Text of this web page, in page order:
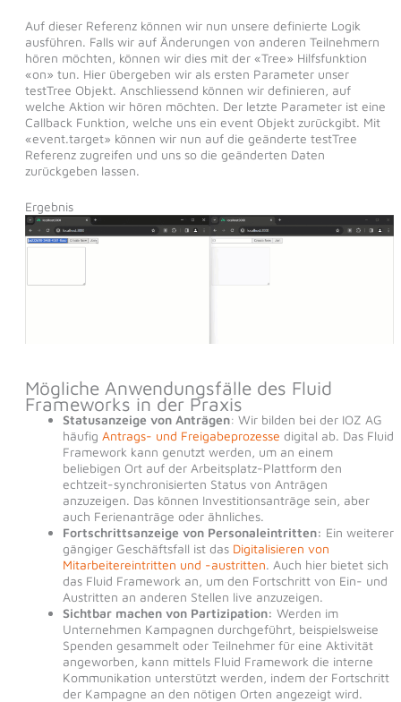
Auf dieser Referenz können wir nun unsere definierte Logik
ausführen. Falls wir auf Änderungen von anderen Teilnehmern
hören möchten, können wir dies mit der «Tree» Hilfsfunktion
«on» tun. Hier übergeben wir als ersten Parameter unser
testTree Objekt. Anschliessend können wir definieren, auf
welche Aktion wir hören möchten. Der letzte Parameter ist eine
Callback Funktion, welche uns ein event Objekt zurückgibt. Mit
«event.target» können wir nun auf die geänderte testTree
Referenz zugreifen und uns so die geänderten Daten
zurückgeben lassen.
Ergebnis
Mögliche Anwendungsfälle des Fluid
Frameworks in der Praxis
Statusanzeige von Anträgen: Wir bilden bei der IOZ AG
häufig Antrags- und Freigabeprozesse digital ab. Das Fluid
Framework kann genutzt werden, um an einem
beliebigen Ort auf der Arbeitsplatz-Plattform den
echtzeit-synchronisierten Status von Anträgen
anzuzeigen. Das können Investitionsanträge sein, aber
auch Ferienanträge oder ähnliches.
Fortschrittsanzeige von Personaleintritten: Ein weiterer
gängiger Geschäftsfall ist das Digitalisieren von
Mitarbeitereintritten und -austritten. Auch hier bietet sich
das Fluid Framework an, um den Fortschritt von Ein- und
Austritten an anderen Stellen live anzuzeigen.
Sichtbar machen von Partizipation: Werden im
Unternehmen Kampagnen durchgeführt, beispielsweise
Spenden gesammelt oder Teilnehmer für eine Aktivität
angeworben, kann mittels Fluid Framework die interne
Kommunikation unterstützt werden, indem der Fortschritt
der Kampagne an den nötigen Orten angezeigt wird.